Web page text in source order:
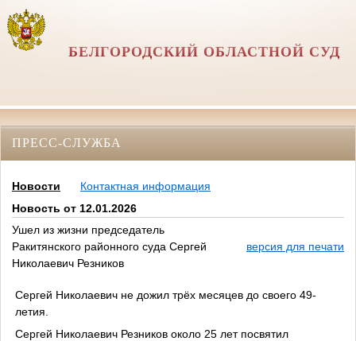
БЕЛГОРОДСКИЙ ОБЛАСТНОЙ СУД
ПРЕСС-СЛУЖБА
Новости
Контактная информация
Новость от 12.01.2026
Ушел из жизни председатель
Ракитянского районного суда Сергей
Николаевич Резников
версия для печати
Сергей Николаевич не дожил трёх месяцев до своего 49-
летия.
Сергей Николаевич Резников около 25 лет посвятил